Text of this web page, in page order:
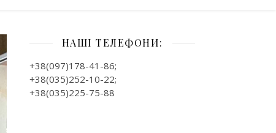
НАШІ ТЕЛЕФОНИ:
+38(097)178-41-86;
+38(035)252-10-22;
+38(035)225-75-88